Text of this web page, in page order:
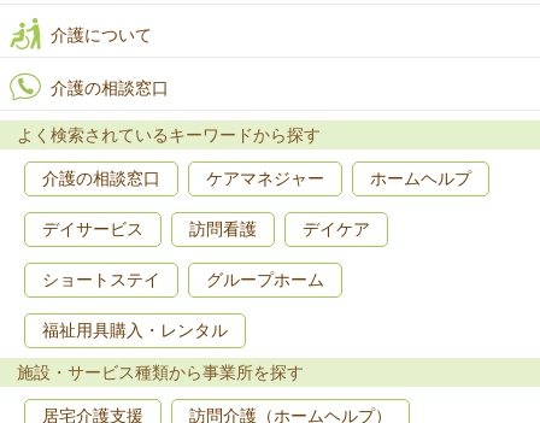
介護について
介護の相談窓口
よく検索されているキーワードから探す
介護の相談窓口 ケアマネジャー ホームヘルプ
デイサービス 訪問看護 デイケア
ショートステイ グループホーム
福祉用具購入・レンタル
施設・サービス種類から事業所を探す
居宅介護支援 訪問介護（ホームヘルプ）